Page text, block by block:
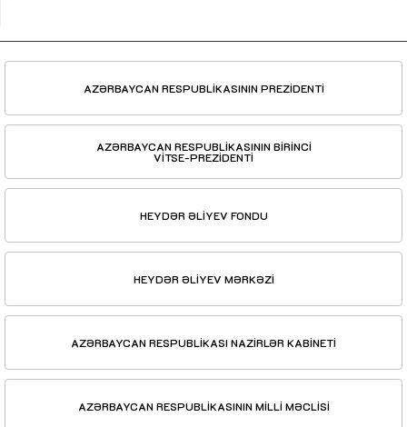
AZƏRBAYCAN RESPUBLİKASININ PREZİDENTİ
AZƏRBAYCAN RESPUBLİKASININ BİRİNCİ
VİTSE-PREZİDENTİ
HEYDƏR ƏLİYEV FONDU
HEYDƏR ƏLİYEV MƏRKƏZİ
AZƏRBAYCAN RESPUBLİKASI NAZİRLƏR KABİNETİ
AZƏRBAYCAN RESPUBLİKASININ MİLLİ MƏCLİSİ